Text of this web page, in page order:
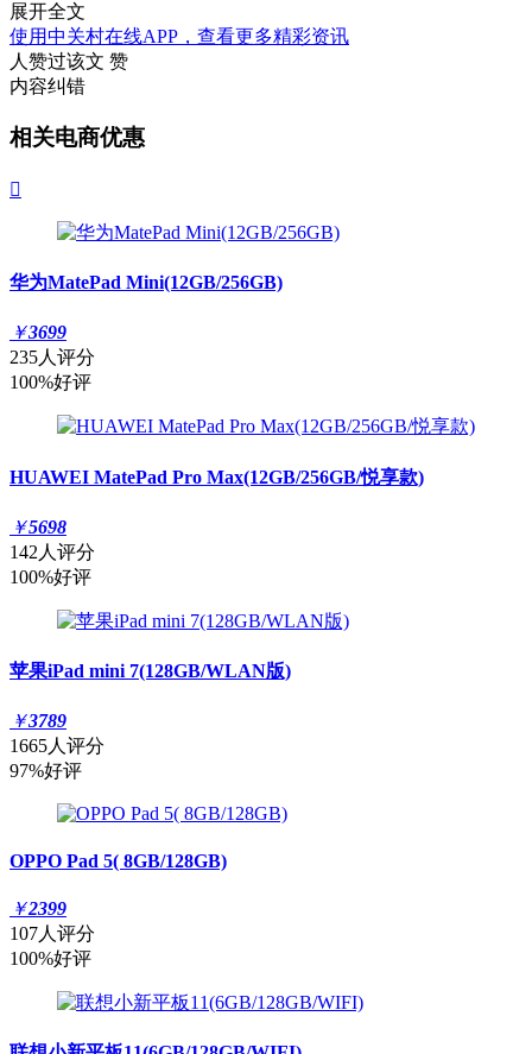
展开全文
使用中关村在线APP，查看更多精彩资讯
人赞过该文 赞
内容纠错
相关电商优惠

华为MatePad Mini(12GB/256GB)
￥3699
235人评分
100%好评
HUAWEI MatePad Pro Max(12GB/256GB/悦享款)
￥5698
142人评分
100%好评
苹果iPad mini 7(128GB/WLAN版)
￥3789
1665人评分
97%好评
OPPO Pad 5( 8GB/128GB)
￥2399
107人评分
100%好评